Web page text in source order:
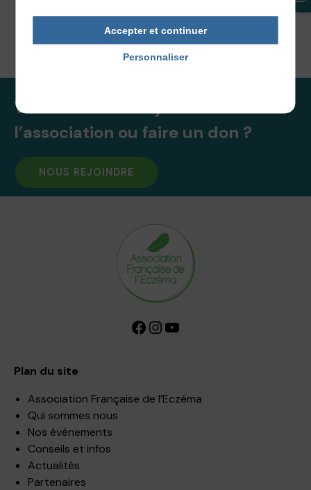
Vous souhaitez rejoindre
l’association ou faire un don ?
NOUS REJOINDRE
Facebook InstagramYouTube
Plan du site
Association Française de l’Eczéma
Qui sommes nous
Nos événements
Conseils et infos
Actualités
Partenaires
Accepter et continuer
Personnaliser